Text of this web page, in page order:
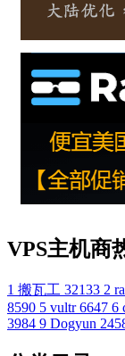
VPS主机商
1 搬瓦工 32133 2
8590 5 vultr 6647 6
3984 9 Dogyun